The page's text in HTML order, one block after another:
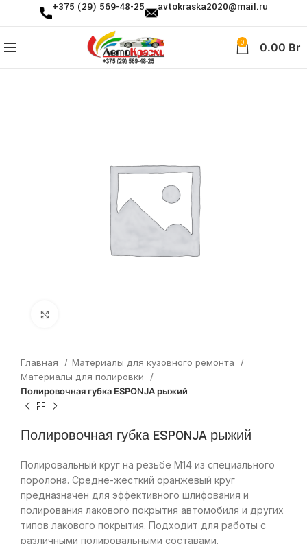
+375 (29) 569-48-25 avtokraska2020@mail.ru
0 0.00 Br
Главная
Материалы для кузовного ремонта
Материалы для полировки
Полировочная губка ESPONJA рыжий
Полировочная губка ESPONJA рыжий
Полировальный круг на резьбе М14 из специального
поролона. Средне-жесткий оранжевый круг
предназначен для эффективного шлифования и
полирования лакового покрытия автомобиля и других
типов лакового покрытия. Подходит для работы с
различными полировальными составами.